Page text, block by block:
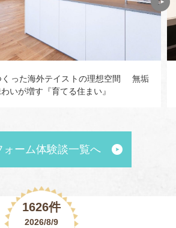
くった海外テイストの理想空間 無垢
いが増す『育てる住まい』
ォーム体験談一覧へ
1626件
2026/8/9